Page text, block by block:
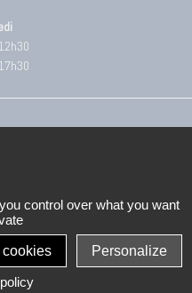
control over what you want
cookies Personalize